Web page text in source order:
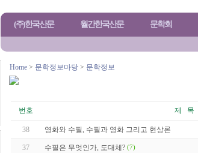
(주)한국산문 월간한국산문 문학회
Home > 문학정보마당 > 문학정보
번호
제 목
38 영화와 수필, 수필과 영화 그리고 현상론
37 수필은 무엇인가, 도대체? (7)